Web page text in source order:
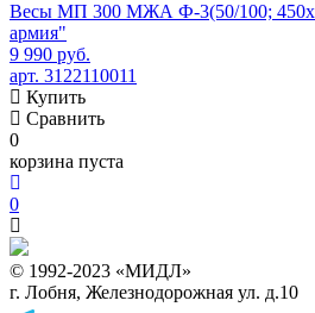
Весы МП 300 МЖА Ф-3(50/100;
армия"
9 990 руб.
арт. 3122110011
Купить
Сравнить
0
корзина пуста
0
© 1992-2023 «МИДЛ»
г. Лобня, Железнодорожная ул. д.10